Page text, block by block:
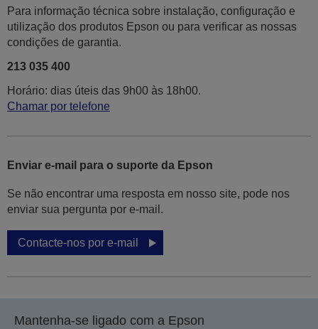
Para informação técnica sobre instalação, configuração e
utilização dos produtos Epson ou para verificar as nossas
condições de garantia.
213 035 400
Horário: dias úteis das 9h00 às 18h00.
Chamar por telefone
Enviar e-mail para o suporte da Epson
Se não encontrar uma resposta em nosso site, pode nos
enviar sua pergunta por e-mail.
Contacte-nos por e-mail
Mantenha-se ligado com a Epson